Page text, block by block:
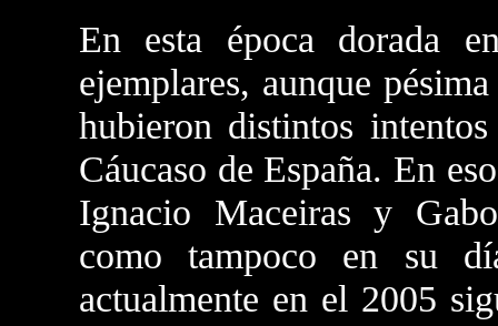
En esta época dorada
ejemplares, aunque
hubieron distintos
Cáucaso de España. En
Ignacio Maceiras y
como tampoco en su
actualmente en el 2005